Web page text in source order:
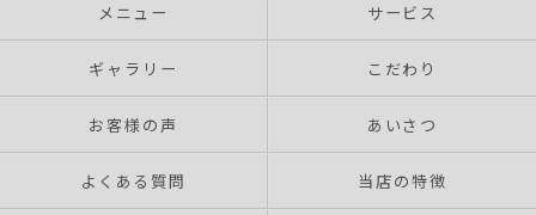
メニュー サービス
ギャラリー こだわり
お客様の声 あいさつ
よくある質問 当店の特徴